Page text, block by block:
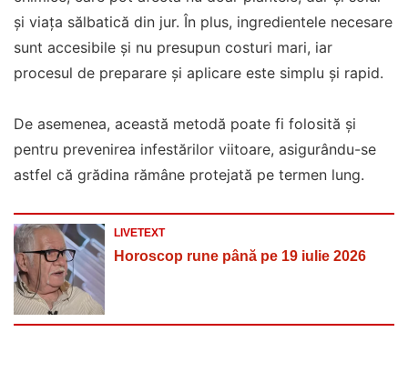
și viața sălbatică din jur. În plus, ingredientele necesare
sunt accesibile și nu presupun costuri mari, iar
procesul de preparare și aplicare este simplu și rapid.
De asemenea, această metodă poate fi folosită și
pentru prevenirea infestărilor viitoare, asigurându-se
astfel că grădina rămâne protejată pe termen lung.
LIVETEXT
Horoscop rune până pe 19 iulie 2026